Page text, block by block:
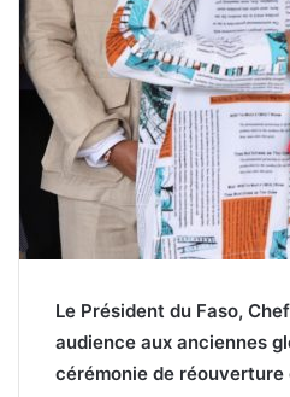
Le Président du Faso,
audience aux anciennes
cérémonie de